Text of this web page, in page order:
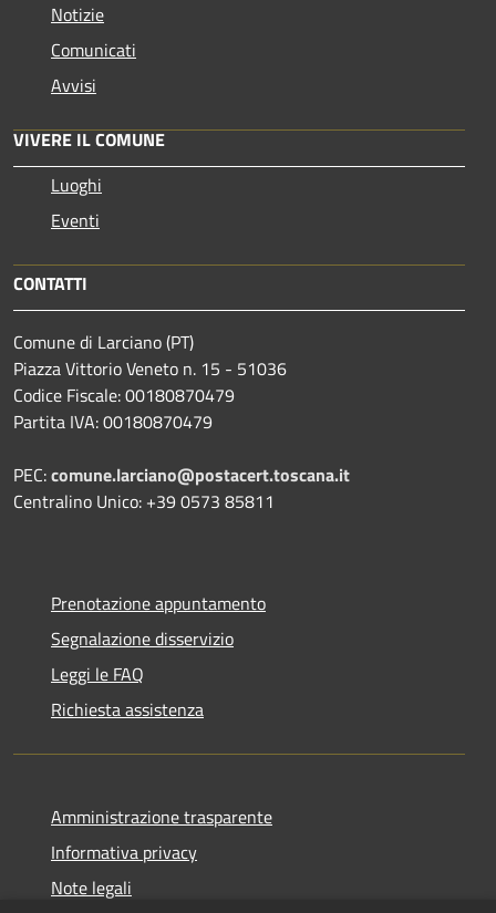
Notizie
Comunicati
Avvisi
VIVERE IL COMUNE
Luoghi
Eventi
CONTATTI
Comune di Larciano (PT)
Piazza Vittorio Veneto n. 15 - 51036
Codice Fiscale: 00180870479
Partita IVA: 00180870479
PEC:comune.larciano@postacert.toscana.it
Centralino Unico: +39 0573 85811
Prenotazione appuntamento
Segnalazione disservizio
Leggi le FAQ
Richiesta assistenza
Amministrazione trasparente
Informativa privacy
Note legali